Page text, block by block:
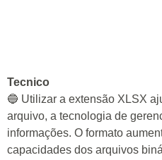
Tecnico
🔵 Utilizar a extensão XLSX
arquivo, a tecnologia de
informações. O formato
capacidades dos arquivos